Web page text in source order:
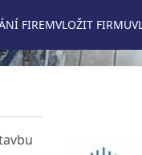
FIREMVLOŽIT FIRMU